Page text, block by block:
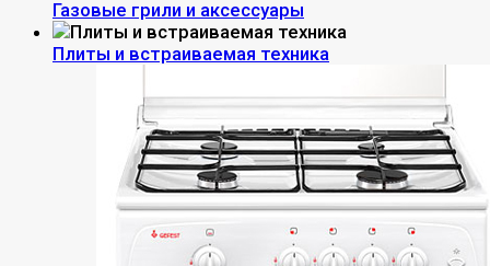
Газовые грили и аксессуары
Плиты и встраиваемая техника